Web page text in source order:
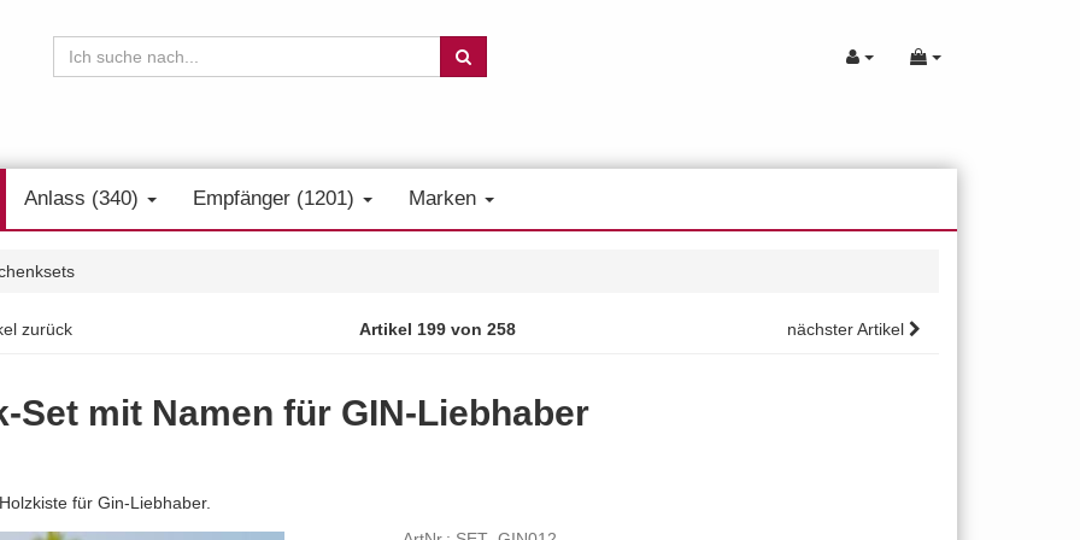
Anlass (340) Empfänger (1201) Marken
zurück Artikel 199 von 258 nächster Artikel
Set mit Namen für GIN-Liebhaber
für Gin-Liebhaber.